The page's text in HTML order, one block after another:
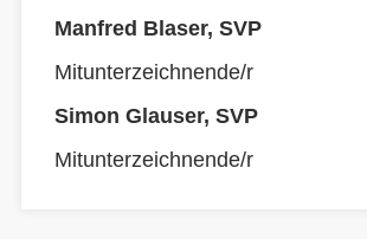
Manfred Blaser, SVP
Mitunterzeichnende/r
Simon Glauser, SVP
Mitunterzeichnende/r